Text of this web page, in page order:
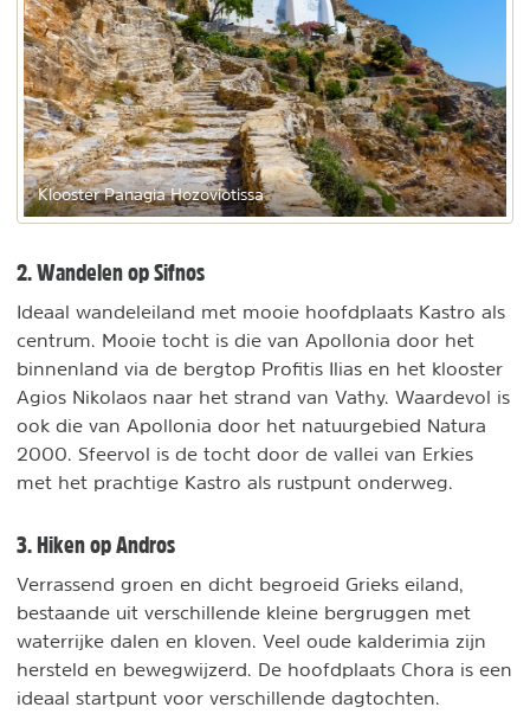
Klooster Panagia Hozoviotissa
2. Wandelen op Sifnos
Ideaal wandeleiland met mooie hoofdplaats Kastro als
centrum. Mooie tocht is die van Apollonia door het
binnenland via de bergtop Profitis Ilias en het klooster
Agios Nikolaos naar het strand van Vathy. Waardevol is
ook die van Apollonia door het natuurgebied Natura
2000. Sfeervol is de tocht door de vallei van Erkíes
met het prachtige Kastro als rustpunt onderweg.
3. Hiken op Andros
Verrassend groen en dicht begroeid Grieks eiland,
bestaande uit verschillende kleine bergruggen met
waterrijke dalen en kloven. Veel oude kalderimia zijn
hersteld en bewegwijzerd. De hoofdplaats Chora is een
ideaal startpunt voor verschillende dagtochten.